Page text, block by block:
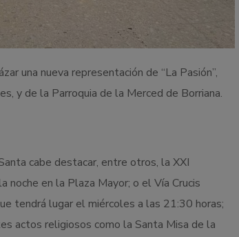
una nueva representación de “La Pasión”,
y de la Parroquia de la Merced de Borriana.
cabe destacar, entre otros, la XXI
en la Plaza Mayor; o el Vía Crucis
tendrá lugar el miércoles a las 21:30 horas;
actos religiosos como la Santa Misa de la